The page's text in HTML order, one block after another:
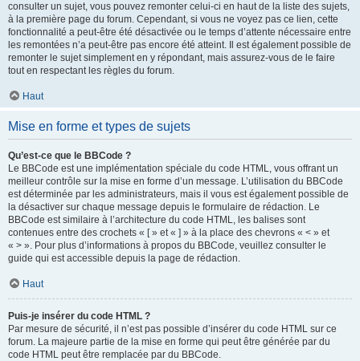
consulter un sujet, vous pouvez remonter celui-ci en haut de la liste des sujets,
à la première page du forum. Cependant, si vous ne voyez pas ce lien, cette
fonctionnalité a peut-être été désactivée ou le temps d’attente nécessaire entre
les remontées n’a peut-être pas encore été atteint. Il est également possible de
remonter le sujet simplement en y répondant, mais assurez-vous de le faire
tout en respectant les règles du forum.
Haut
Mise en forme et types de sujets
Qu’est-ce que le BBCode ?
Le BBCode est une implémentation spéciale du code HTML, vous offrant un
meilleur contrôle sur la mise en forme d’un message. L’utilisation du BBCode
est déterminée par les administrateurs, mais il vous est également possible de
la désactiver sur chaque message depuis le formulaire de rédaction. Le
BBCode est similaire à l’architecture du code HTML, les balises sont
contenues entre des crochets « [ » et « ] » à la place des chevrons « < » et
« > ». Pour plus d’informations à propos du BBCode, veuillez consulter le
guide qui est accessible depuis la page de rédaction.
Haut
Puis-je insérer du code HTML ?
Par mesure de sécurité, il n’est pas possible d’insérer du code HTML sur ce
forum. La majeure partie de la mise en forme qui peut être générée par du
code HTML peut être remplacée par du BBCode.